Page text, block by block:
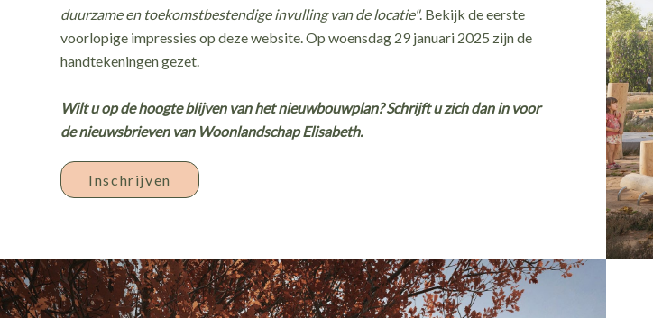
duurzame en toekomstbestendige invulling van de locatie". Bekijk de eerste
voorlopige impressies op deze website. Op woensdag 29 januari 2025 zijn de
handtekeningen gezet.
Wilt u op de hoogte blijven van het nieuwbouwplan? Schrijft u zich dan in voor
de nieuwsbrieven van Woonlandschap Elisabeth.
Inschrijven